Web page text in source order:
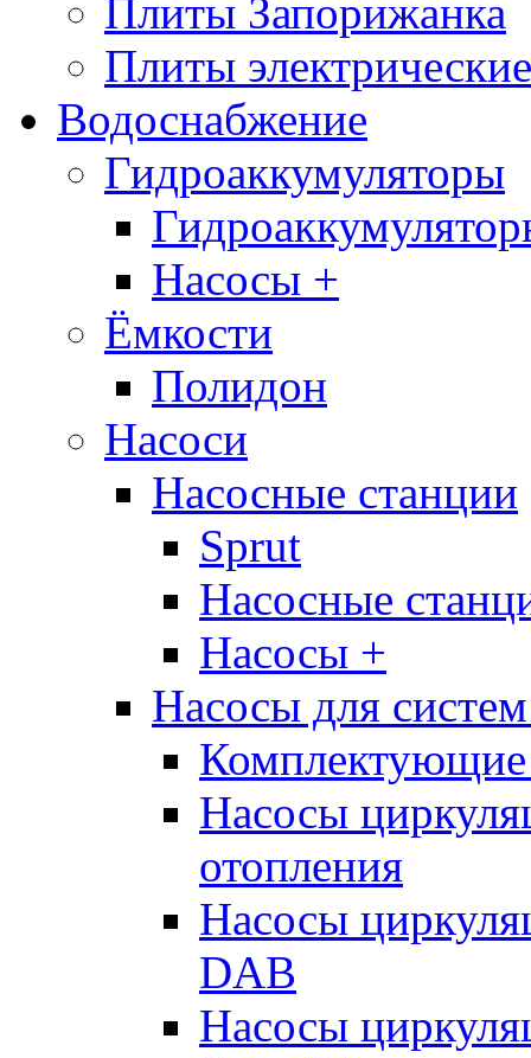
Плиты Запорижанка
Плиты
Водоснабжение
Гидроаккумуляторы
Насосы +
Ёмкости
Полидон
Насоси
Насосные станции
Sprut
Насосные
Насосы +
Насосы для
Комплектующие
Насосы
отопления
Насосы
DAB
Насосы